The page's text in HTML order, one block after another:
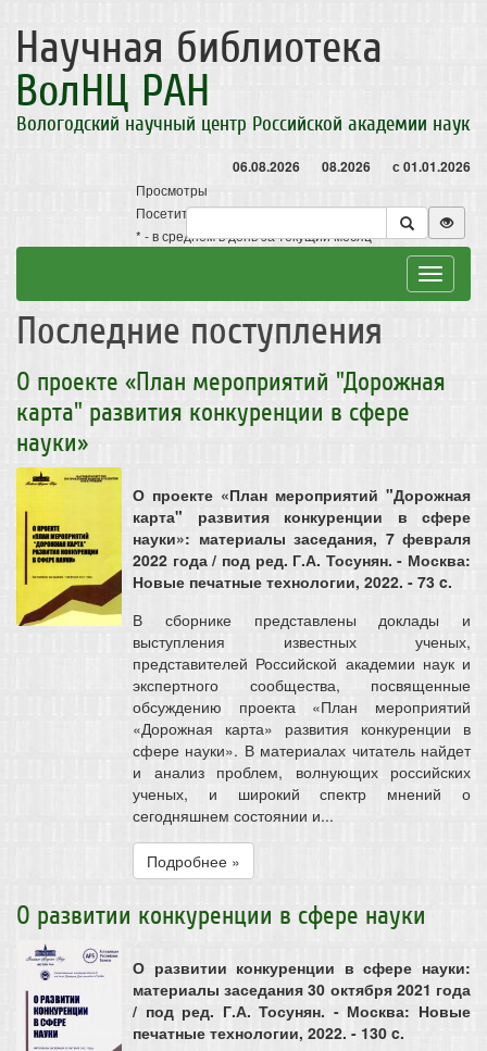
Научная библиотека
ВолНЦ РАН
Вологодский научный центр Российской академии наук
06.08.2026 08.2026 с 01.01.2026
Просмотры
Посетители
* - в среднем в день за текущий месяц
Toggle
Последние поступления
О проекте «План мероприятий "Дорожная
карта" развития конкуренции в сфере
науки»
О проекте «План мероприятий "Дорожная
карта" развития конкуренции в сфере
науки»: материалы заседания, 7 февраля
2022 года / под ред. Г.А. Тосунян. - Москва:
Новые печатные технологии, 2022. - 73 c.
В сборнике представлены доклады и
выступления известных ученых,
представителей Российской академии наук и
экспертного сообщества, посвященные
обсуждению проекта «План мероприятий
«Дорожная карта» развития конкуренции в
сфере науки». В материалах читатель найдет
и анализ проблем, волнующих российских
ученых, и широкий спектр мнений о
сегодняшнем состоянии и...
Подробнее »
О развитии конкуренции в сфере науки
О развитии конкуренции в сфере науки:
материалы заседания 30 октября 2021 года
/ под ред. Г.А. Тосунян. - Москва: Новые
печатные технологии, 2022. - 130 c.